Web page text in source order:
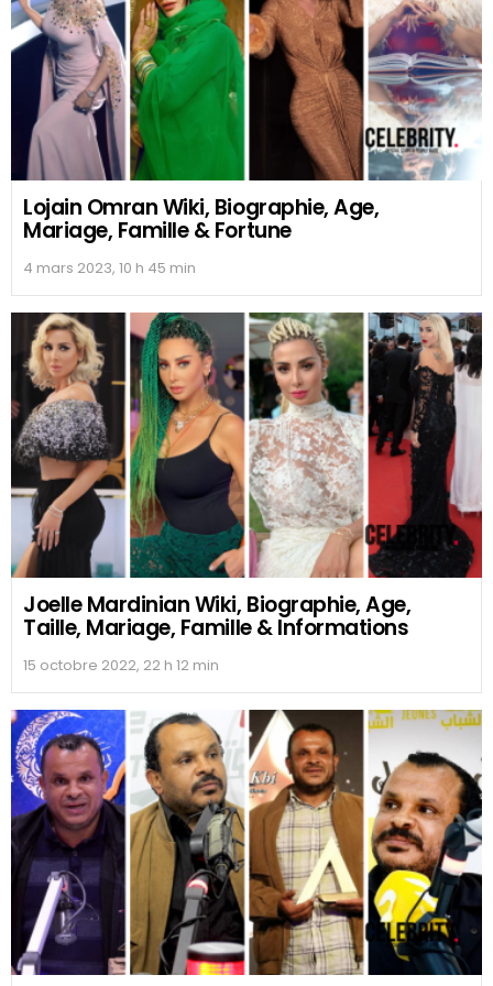
Lojain Omran Wiki, Biographie, Age,
Mariage, Famille & Fortune
4 mars 2023, 10 h 45 min
Joelle Mardinian Wiki, Biographie, Age,
Taille, Mariage, Famille & Informations
15 octobre 2022, 22 h 12 min